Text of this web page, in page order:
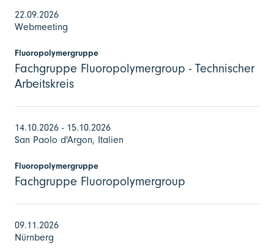
22.09.2026
Webmeeting
Fluoropolymergruppe
Fachgruppe Fluoropolymergroup - Technischer
Arbeitskreis
14.10.2026 - 15.10.2026
San Paolo d'Argon, Italien
Fluoropolymergruppe
Fachgruppe Fluoropolymergroup
09.11.2026
Nürnberg